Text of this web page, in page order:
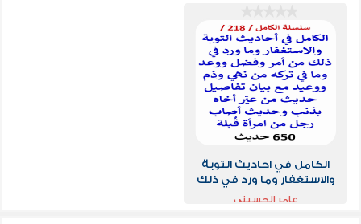
الكامل في احاديث التوبة
والاستغفار وما ورد في ذلك
عامر الحسيني